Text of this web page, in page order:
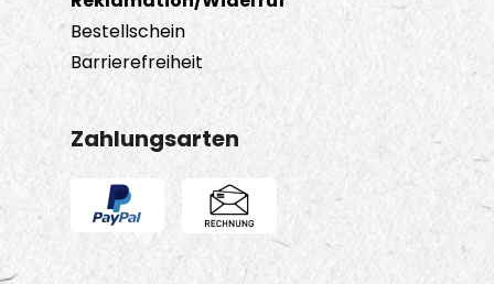
Bestellschein
Barrierefreiheit
Zahlungsarten